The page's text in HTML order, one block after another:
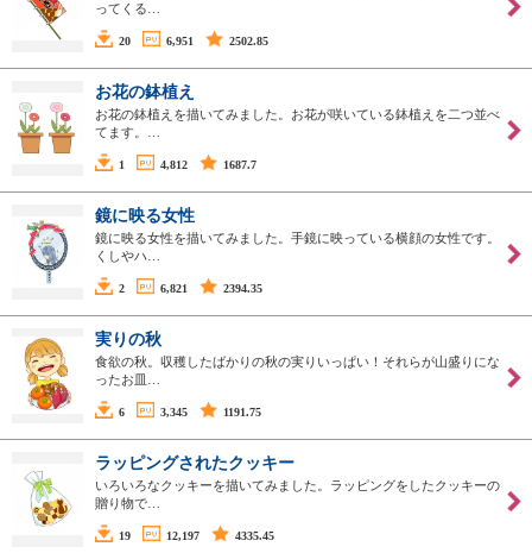
ってくる…
20 6,951 2502.85
お花の鉢植え
お花の鉢植えを描いてみました。お花が咲いている鉢植えを二つ並べ
てます。…
1 4,812 1687.7
鏡に映る女性
鏡に映る女性を描いてみました。手鏡に映っている横顔の女性です。
くしやハ…
2 6,821 2394.35
実りの秋
食欲の秋。収穫したばかりの秋の実りいっぱい！それらが山盛りにな
ったお皿…
6 3,345 1191.75
ラッピングされたクッキー
いろいろなクッキーを描いてみました。ラッピングをしたクッキーの
贈り物で…
19 12,197 4335.45